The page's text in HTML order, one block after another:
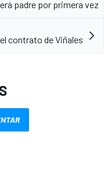
padre por primera vez
contrato de Viñales